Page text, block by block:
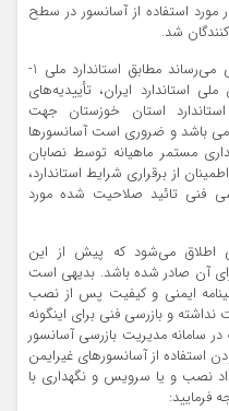
مورد استفاده از آسانسور در سطح
شد.
به اطلاع کلیه شهرندان محترم خوزستانی می‌رساند مطابق استاندارد ملی 1-
ملی استاندارد ایران، تأییدیه‌های
استان خوزستان جهت
می باشد و ضروری است آسانسورها
مستمر ماهیانه توسط نصابان
از برقراری شرایط استاندارد،
فنی تائید صلاحیت شده مورد
اطلاق مي‌شود كه پيش از اين
آن صادر شده باشد. بديهي است
ايمني و كيفيت پس از نصب
و بازرسي فني براي اينگونه
سامانه مديريت بازرسي آسانسور
استفاده از آسانسورهای غیرایمن
نصب و یا سرویس و نگهداری با
فرمایید: